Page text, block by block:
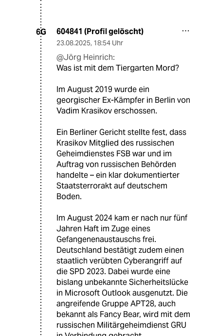
6G 604841 (Profil gelöscht)
23.08.2025, 18:54 Uhr
@Jörg Heinrich:
Was ist mit dem Tiergarten Mord?
Im August 2019 wurde ein
georgischer Ex-Kämpfer in Berlin von
Vadim Krasikov erschossen.
Ein Berliner Gericht stellte fest, dass
Krasikov Mitglied des russischen
Geheimdienstes FSB war und im
Auftrag von russischen Behörden
handelte – ein klar dokumentierter
Staatsterrorakt auf deutschem
Boden.
Im August 2024 kam er nach nur fünf
Jahren Haft im Zuge eines
Gefangenenaustauschs frei.
Deutschland bestätigt zudem einen
staatlich verübten Cyberangriff auf
die SPD 2023. Dabei wurde eine
bislang unbekannte Sicherheitslücke
in Microsoft Outlook ausgenutzt. Die
angreifende Gruppe APT28, auch
bekannt als Fancy Bear, wird mit dem
russischen Militärgeheimdienst GRU